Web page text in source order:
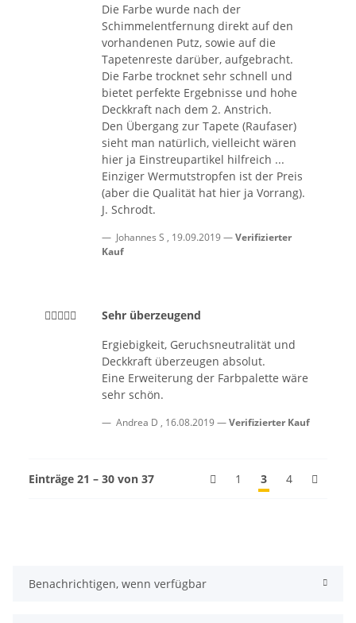
Die Farbe wurde nach der
Schimmelentfernung direkt auf den
vorhandenen Putz, sowie auf die
Tapetenreste darüber, aufgebracht.
Die Farbe trocknet sehr schnell und
bietet perfekte Ergebnisse und hohe
Deckkraft nach dem 2. Anstrich.
Den Übergang zur Tapete (Raufaser)
sieht man natürlich, vielleicht wären
hier ja Einstreupartikel hilfreich ...
Einziger Wermutstropfen ist der Preis
(aber die Qualität hat hier ja Vorrang).
J. Schrodt.
Johannes S , 19.09.2019
Verifizierter
Kauf
Sehr überzeugend
Ergiebigkeit, Geruchsneutralität und
Deckkraft überzeugen absolut.
Eine Erweiterung der Farbpalette wäre
sehr schön.
Andrea D , 16.08.2019 Verifizierter Kauf
Einträge 21 – 30 von 37 1 3 4
Benachrichtigen, wenn verfügbar